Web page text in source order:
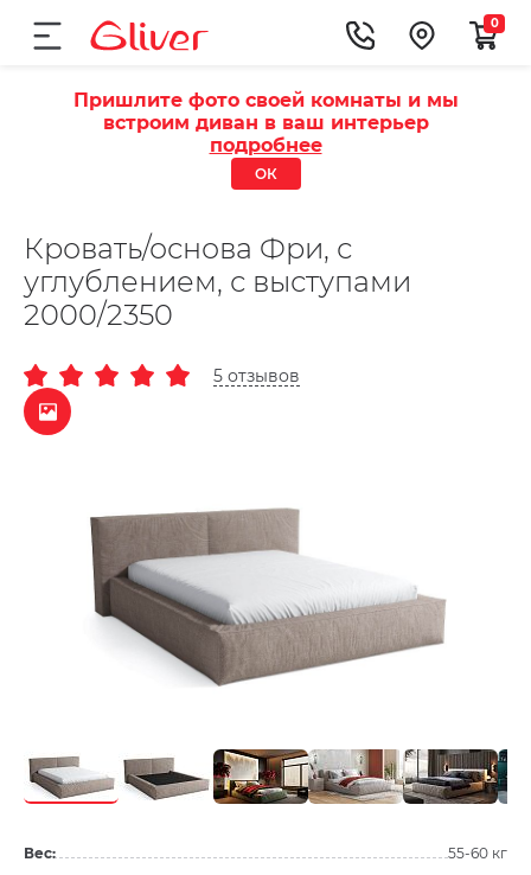
0
Пришлите фото своей комнаты и мы
встроим диван в ваш интерьер
подробнее
ОК
Кровать/основа Фри, с
углублением, с выступами
2000/2350
5 отзывов
Вес: 55-60 кг